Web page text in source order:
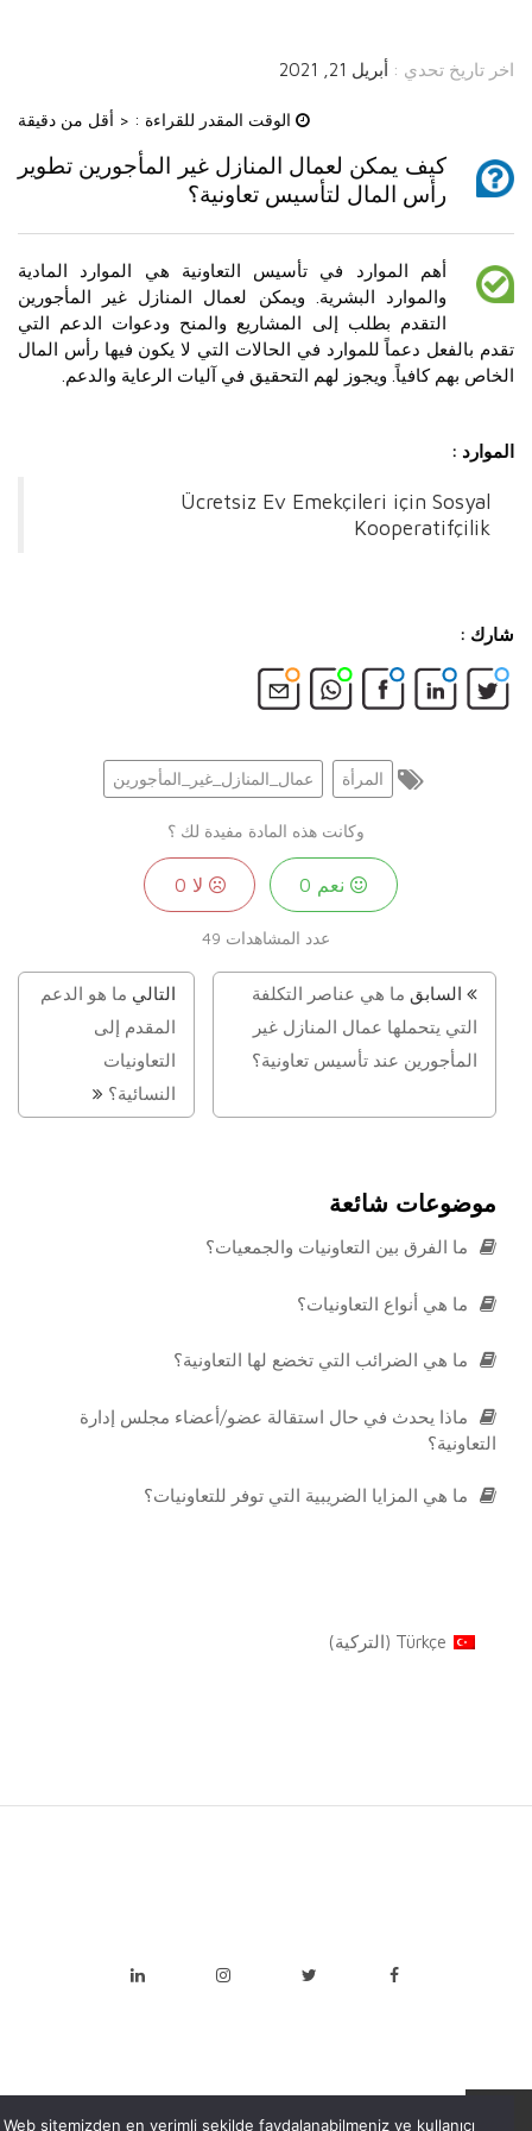
اخر تاريخ تحدي :أبريل 21, 2021
الوقت المقدر للقراءة : < أقل من دقيقة
كيف يمكن لعمال المنازل غير المأجورين تطوير
رأس المال لتأسيس تعاونية؟
أهم الموارد في تأسيس التعاونية هي الموارد المادية
والموارد البشرية. ويمكن لعمال المنازل غير المأجورين
التقدم بطلب إلى المشاريع والمنح ودعوات الدعم التي
تقدم بالفعل دعماً للموارد في الحالات التي لا يكون فيها رأس المال
الخاص بهم كافياً. ويجوز لهم التحقيق في آليات الرعاية والدعم.
الموارد :
Ücretsiz Ev Emekçileri için Sosyal
Kooperatifçilik
شارك :
المرأة عمال_المنازل_غير_المأجورين
وكانت هذه المادة مفيدة لك ؟
نعم0 لا 0
عدد المشاهدات 49
السابقما هي عناصر التكلفة
التي يتحملها عمال المنازل غير
المأجورين عند تأسيس تعاونية؟
التاليما هو الدعم
المقدم إلى
التعاونيات
النسائية؟
موضوعات شائعة
ما الفرق بين التعاونيات والجمعيات؟
ما هي أنواع التعاونيات؟
ما هي الضرائب التي تخضع لها التعاونية؟
ماذا يحدث في حال استقالة عضو/أعضاء مجلس إدارة
التعاونية؟
ما هي المزايا الضريبية التي توفر للتعاونيات؟
Türkçe
(التركية)
Web sitemizden en verimli şekilde faydalanabilmeniz ve kullanıcı